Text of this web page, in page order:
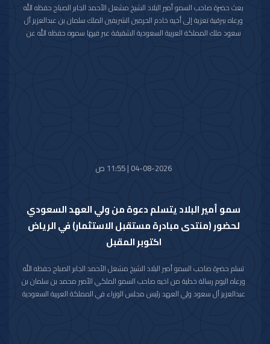
بعث حضرة صاحب السمو أمير البلاد الشيخ مشعل الأحمد الجابر الصباح حفظه الله
ورعاه ببرقية تعزية إلى أخيه خادم الحرمين الشريفين الملك سلمان بن عبدالعزيز آل
سعود ملك المملكة العربية السعودية الشقيقة عبر فيها سموه حفظه الله عن
04-08-2026 | 11:55 ص
سمو أمير البلاد يتسلم دعوة من ولي العهد السعودي
لحضور (منتدى مبادرة مستقبل الاستثمار) في الرياض
اكتوبر المقبل
تسلم حضرة صاحب السمو أمير البلاد الشيخ مشعل الأحمد الجابر الصباح حفظه الله
ورعاه اليوم رسالة خطية من اخيه صاحب السمو الملكي الأمير محمد بن سلمان بن
عبدالعزيز آل سعود ولي العهد رئيس مجلس الوزراء في المملكة العربية السعودية